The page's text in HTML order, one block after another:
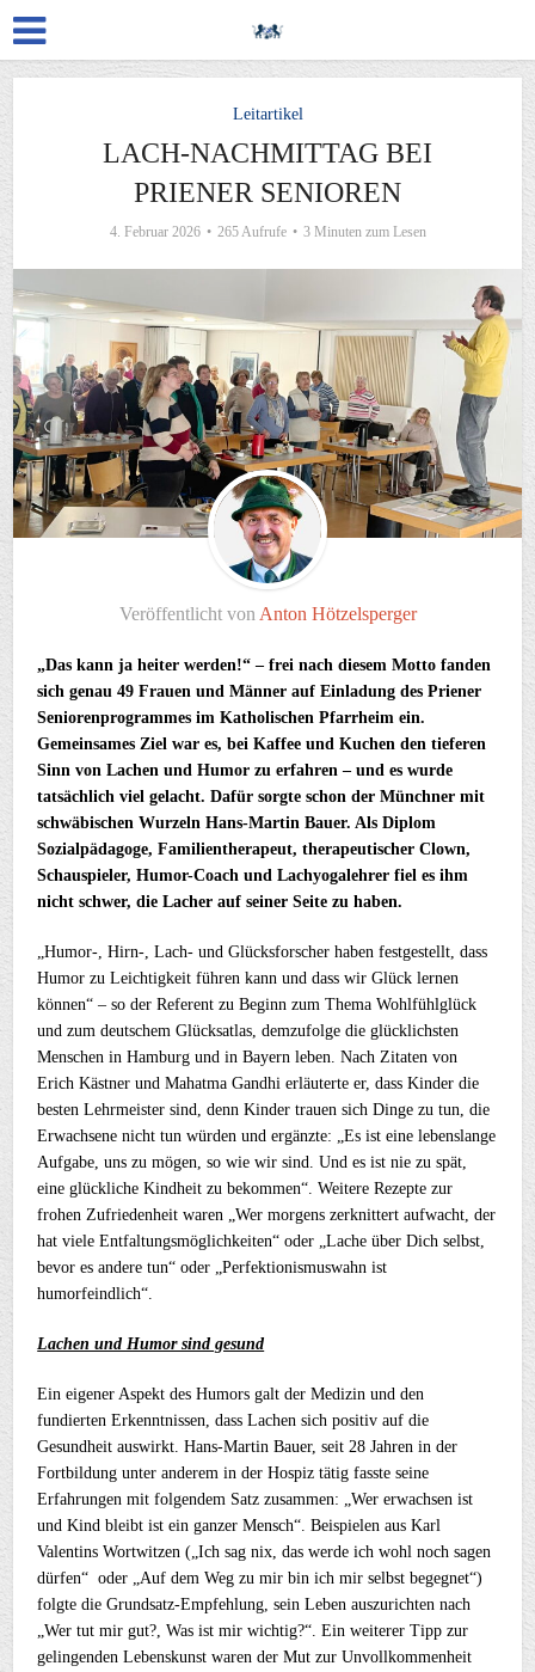
Leitartikel
LACH-NACHMITTAG BEI
PRIENER SENIOREN
4. Februar 2026 265 Aufrufe 3 Minuten zum Lesen
Veröffentlicht von Anton Hötzelsperger
„Das kann ja heiter werden!“ – frei nach diesem Motto fanden
sich genau 49 Frauen und Männer auf Einladung des Priener
Seniorenprogrammes im Katholischen Pfarrheim ein.
Gemeinsames Ziel war es, bei Kaffee und Kuchen den tieferen
Sinn von Lachen und Humor zu erfahren – und es wurde
tatsächlich viel gelacht. Dafür sorgte schon der Münchner mit
schwäbischen Wurzeln Hans-Martin Bauer. Als Diplom
Sozialpädagoge, Familientherapeut, therapeutischer Clown,
Schauspieler, Humor-Coach und Lachyogalehrer fiel es ihm
nicht schwer, die Lacher auf seiner Seite zu haben.
„Humor-, Hirn-, Lach- und Glücksforscher haben festgestellt, dass
Humor zu Leichtigkeit führen kann und dass wir Glück lernen
können“ – so der Referent zu Beginn zum Thema Wohlfühlglück
und zum deutschem Glücksatlas, demzufolge die glücklichsten
Menschen in Hamburg und in Bayern leben. Nach Zitaten von
Erich Kästner und Mahatma Gandhi erläuterte er, dass Kinder die
besten Lehrmeister sind, denn Kinder trauen sich Dinge zu tun, die
Erwachsene nicht tun würden und ergänzte: „Es ist eine lebenslange
Aufgabe, uns zu mögen, so wie wir sind. Und es ist nie zu spät,
eine glückliche Kindheit zu bekommen“. Weitere Rezepte zur
frohen Zufriedenheit waren „Wer morgens zerknittert aufwacht, der
hat viele Entfaltungsmöglichkeiten“ oder „Lache über Dich selbst,
bevor es andere tun“ oder „Perfektionismuswahn ist
humorfeindlich“.
Lachen und Humor sind gesund
Ein eigener Aspekt des Humors galt der Medizin und den
fundierten Erkenntnissen, dass Lachen sich positiv auf die
Gesundheit auswirkt. Hans-Martin Bauer, seit 28 Jahren in der
Fortbildung unter anderem in der Hospiz tätig fasste seine
Erfahrungen mit folgendem Satz zusammen: „Wer erwachsen ist
und Kind bleibt ist ein ganzer Mensch“. Beispielen aus Karl
Valentins Wortwitzen („Ich sag nix, das werde ich wohl noch sagen
dürfen“ oder „Auf dem Weg zu mir bin ich mir selbst begegnet“)
folgte die Grundsatz-Empfehlung, sein Leben auszurichten nach
„Wer tut mir gut?, Was ist mir wichtig?“. Ein weiterer Tipp zur
gelingenden Lebenskunst waren der Mut zur Unvollkommenheit